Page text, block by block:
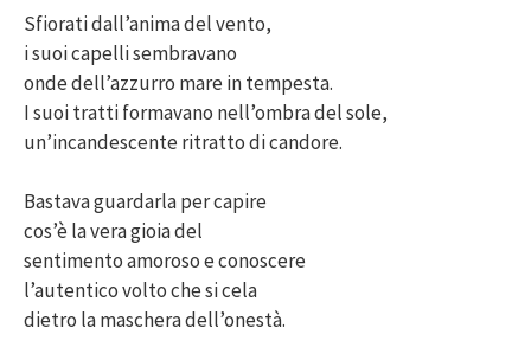
Sfiorati dall’anima del vento,
i suoi capelli sembravano
onde dell’azzurro mare in tempesta.
I suoi tratti formavano nell’ombra del sole,
un’incandescente ritratto di candore.
Bastava guardarla per capire
cos’è la vera gioia del
sentimento amoroso e conoscere
l’autentico volto che si cela
dietro la maschera dell’onestà.